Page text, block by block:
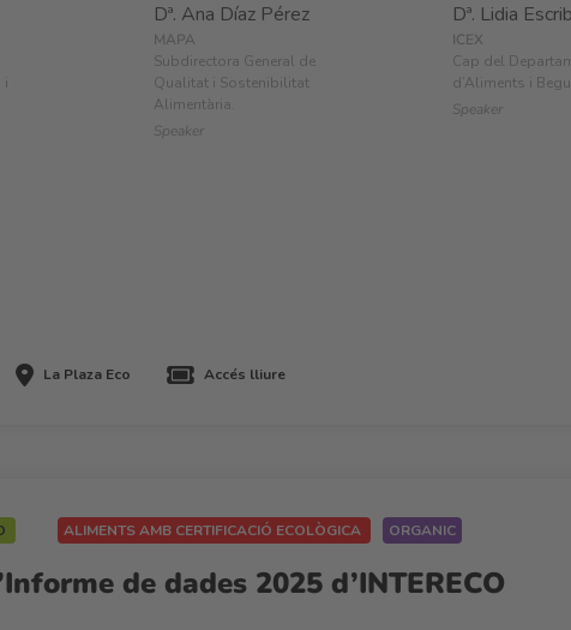
i
Dª. Ana Díaz Pérez
MAPA
Subdirectora General de
Qualitat i Sostenibilitat
Alimentària.
Speaker
Dª. Lidia
ICEX
Cap del
d’Aliments i
Speaker
La Plaza Eco Accés lliure
ALIMENTS AMB CERTIFICACIÓ ECOLÒGICA ORGANIC
de dades 2025 d’INTERECO